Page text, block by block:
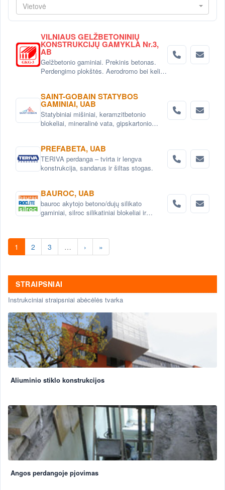
Vietovė
VILNIAUS GELŽBETONINIŲ
KONSTRUKCIJŲ GAMYKLA Nr.3,
AB
Gelžbetonio gaminiai. Prekinis betonas.
Perdengimo plokštės. Aerodromo bei kelio
SAINT-GOBAIN STATYBOS
GAMINIAI, UAB
Statybiniai mišiniai, keramzitbetonio
blokeliai, mineralinė vata, gipskartonio
PREFABETA, UAB
TERIVA perdanga – tvirta ir lengva
konstrukcija, sandarus ir šiltas stogas.
BAUROC, UAB
bauroc akytojo betono/dujų silikato
gaminiai, silroc silikatiniai blokeliai ir
1 2 3 … › »
STRAIPSNIAI
Instrukciniai straipsniai abėcėlės tvarka
Aliuminio stiklo konstrukcijos
Angos perdangoje pjovimas